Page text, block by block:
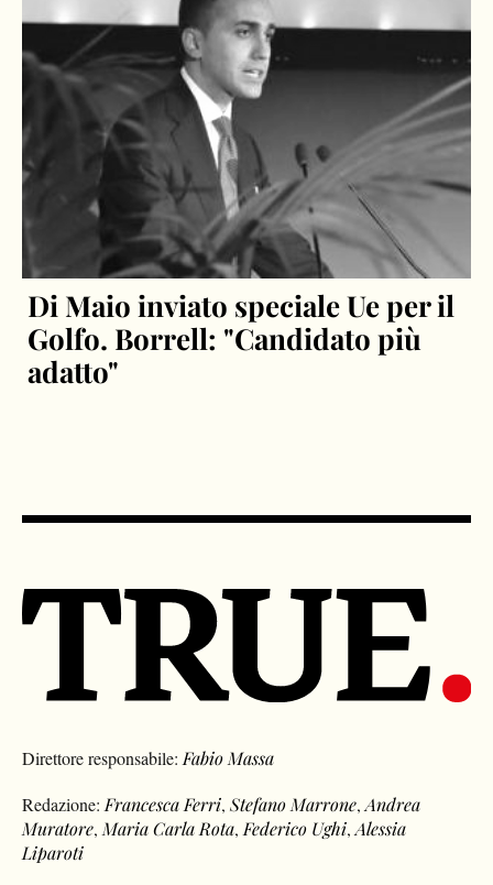
Di Maio inviato speciale Ue per il
Golfo. Borrell: "Candidato più
adatto"
Direttore responsabile: Fabio Massa
Redazione: Francesca Ferri,Stefano Marrone,Andrea
Muratore, Maria Carla Rota, Federico Ughi,Alessia
Liparoti